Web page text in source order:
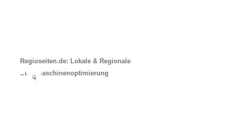
Regioseiten.de: Lokale & Regionale
Suchmaschinenoptimierung
☟